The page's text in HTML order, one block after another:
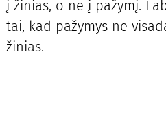
į žinias, o ne į pažymį.
tai, kad pažymys ne
žinias.